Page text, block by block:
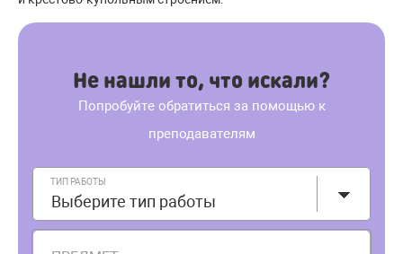
Не нашли то, что искали?
Попробуйте обратиться за помощью к
преподавателям
ТИП РАБОТЫ
Выберите тип работы